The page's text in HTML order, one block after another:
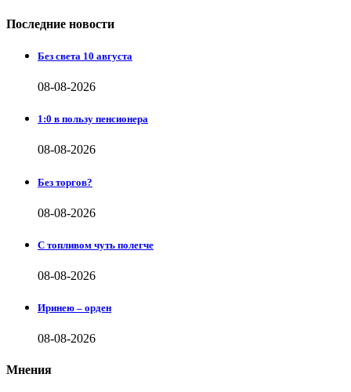
Последние новости
Без света 10 августа
08-08-2026
1:0 в пользу пенсионера
08-08-2026
Без торгов?
08-08-2026
С топливом чуть полегче
08-08-2026
Иринею – орден
08-08-2026
Мнения